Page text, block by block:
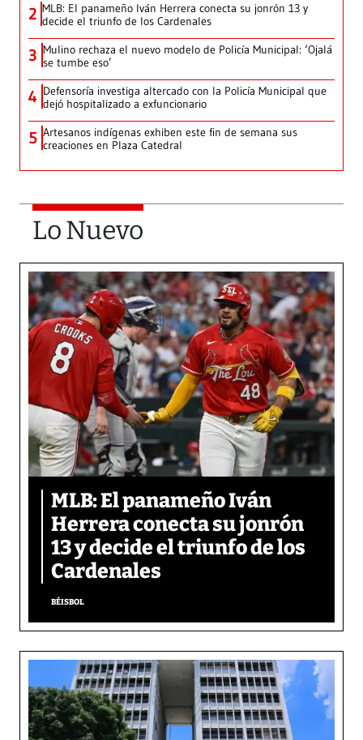
2 MLB: El panameño Iván Herrera conecta su jonrón 13 y
decide el triunfo de los Cardenales
3 Mulino rechaza el nuevo modelo de Policía Municipal: ‘Ojalá
se tumbe eso’
4 Defensoría investiga altercado con la Policía Municipal que
dejó hospitalizado a exfuncionario
5 Artesanos indígenas exhiben este fin de semana sus
creaciones en Plaza Catedral
Lo Nuevo
MLB: El panameño Iván
Herrera conecta su jonrón
13 y decide el triunfo de los
Cardenales
BÉISBOL